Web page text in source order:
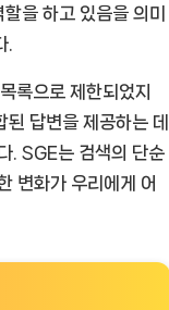
을 하고 있음을 의미
.
록으로 제한되었지
답변을 제공하는 데
. SGE는 검색의 단순
변화가 우리에게 어